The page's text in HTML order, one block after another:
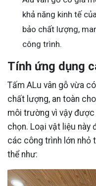
khả năng kinh tế
bảo chất lượng,
công trình.
Tính ứng dụng
Tấm ALu vân gỗ vừa
chất lượng, an toàn
môi trường vì vậy
chọn. Loại vật liệu này
các công trình lớn nhỏ
thể như: